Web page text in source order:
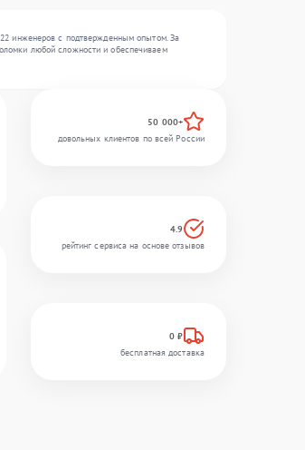
инженеров с подтвержденным опытом. За
любой сложности и обеспечиваем
50 000+
довольных клиентов по всей России
4.9
рейтинг сервиса на основе отзывов
0 ₽
бесплатная доставка